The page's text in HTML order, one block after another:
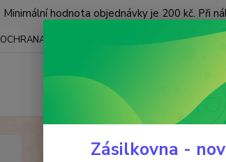
Minimální hodnota objednávky je 200 kč. Při
OCHRANA OSOBNÍCH ÚDAJŮ KONTAKTY
ZVONKOHRY Zaphir/ Léto/
Zásilkovna -